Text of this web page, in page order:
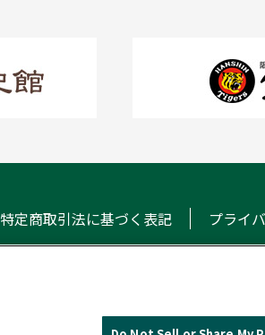
特定商取引法に基づく表記 プライ